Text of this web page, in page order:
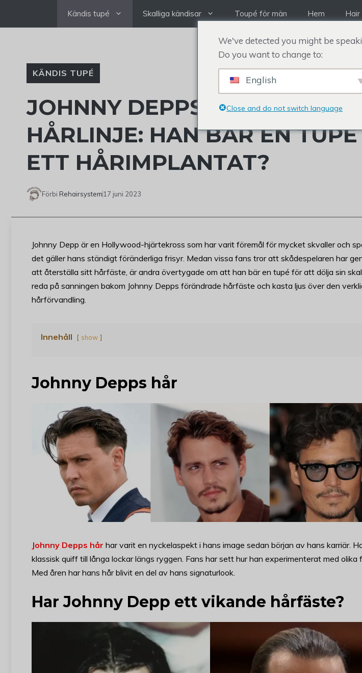
Kändis tupé Skalliga kändisar Toupé för män Hem
KÄNDIS TUPÉ
JOHNNY DEPPS FÖRÄNDRADE
HÅRLINJE: HAN BÄR EN
ETT HÅRIMPLANTAT?
Förbi Rehairsystem 17 juni 2023
Johnny Depp är en Hollywood-hjärtekross som har varit föremål för mycket skvaller och
det gäller hans ständigt föränderliga frisyr. Medan vissa fans tror att skådespelaren har
att återställa sitt hårfäste, är andra övertygade om att han bär en tupé för att dölja sin
reda på sanningen bakom Johnny Depps förändrade hårfäste och kasta ljus över den
hårförvandling.
Innehåll show
Johnny Depps hår
Johnny Depps hår har varit en nyckelaspekt i hans image sedan början av hans karriär.
klassisk quiff till långa lockar längs ryggen. Fans har sett hur han experimenterat med olika
Med åren har hans hår blivit en del av hans signaturlook.
Har Johnny Depp ett vikande hårfäste?
We've detected you might be
Do you want to change to:
English
Close and do not switch language